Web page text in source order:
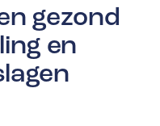
gezond
en